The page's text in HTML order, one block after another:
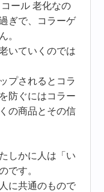
ール 老化なの
ぎで、コラーゲ
。
いていくのでは
プされるとコラ
防ぐにはコラー
の商品とその信
しかに人は「い
です。
に共通のもので